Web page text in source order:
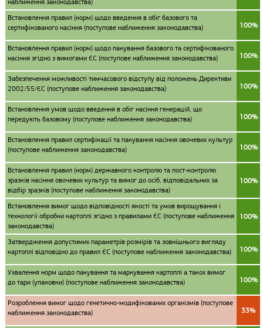
Встановлення правил (норм) щодо введення в обіг базового та
сертифікованого насіння (поступове наближення законодавства)
100%
Встановлення правил (норм) щодо пакування базового та сертифікованого
насіння згідно з вимогами ЄС (поступове наближення законодавства)
100%
Забезпечення можливості тимчасового відступу від положень Директиви
2002/55/ЄС (поступове наближення законодавства)
100%
Встановлення умов щодо введення в обіг насіння генерацій, що
передують базовому (поступове наближення законодавства)
100%
Встановлення правил сертифікації та пакування насіння овочевих культур
(поступове наближення законодавства)
100%
Встановлення правил (норм) державного контролю та пост-контролю
зразків насіння овочевих культур та вимог до осіб, відповідальних за
відбір зразків (поступове наближення законодавства)
100%
Встановлення вимог щодо відповідності якості та умов вирощування і
технології обробки картоплі згідно з правилами ЄС (поступове наближення
законодавства)
100%
Затвердження допустимих параметрів розмірів та зовнішнього вигляду
картоплі відповідно до правил ЄС (поступове наближення законодавства)
100%
Ухвалення норм щодо пакування та маркування картоплі а такох вимог
до тари (упаковки) (поступове наближення законодавства)
100%
Розроблення вимог щодо генетично-модифікованих організмів (поступове
наближення законодавства)
33%